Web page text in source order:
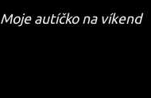
Moje autíčko na víkend